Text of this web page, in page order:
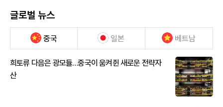
글로벌 뉴스
중국 일본 베트남
희토류 다음은 광모듈…중국이 움켜쥔 새로운 전략자
산